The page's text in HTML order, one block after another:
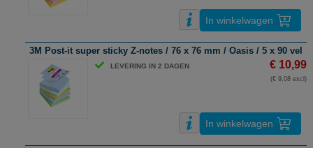
In winkelwagen
3M Post-it super sticky Z-notes / 76 x 76 mm / Oasis / 5 x 90 vel
LEVERING IN 2 DAGEN € 10,99
(€ 9,08 excl)
In winkelwagen